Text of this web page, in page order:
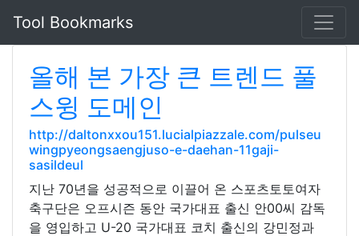
Tool Bookmarks
올해 본 가장 큰 트렌드 풀
스윙 도메인
http://daltonxxou151.lucialpiazzale.com/pulseu
wingpyeongsaengjuso-e-daehan-11gaji-
sasildeul
지난 70년을 성공적으로 이끌어 온 스포츠토토여자
축구단은 오프시즌 동안 국가대표 출신 안00씨 감독
을 영입하고 U-20 국가대표 코치 출신의 강민정과